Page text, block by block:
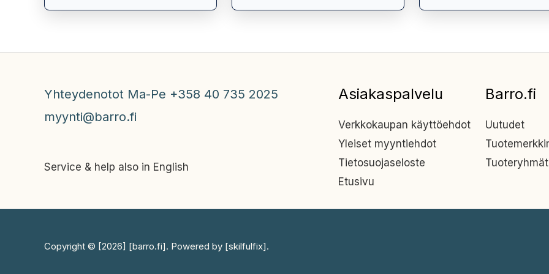
Yhteydenotot Ma-Pe +358 40 735 2025
myynti@barro.fi
Service & help also in English
Asiakaspalvelu
Verkkokaupan käyttöehdot
Yleiset myyntiehdot
Tietosuojaseloste
Etusivu
Barro.fi
Uutudet
Tuoteryhmät
Copyright © [2026] [barro.fi]. Powered by [skilfulfix].